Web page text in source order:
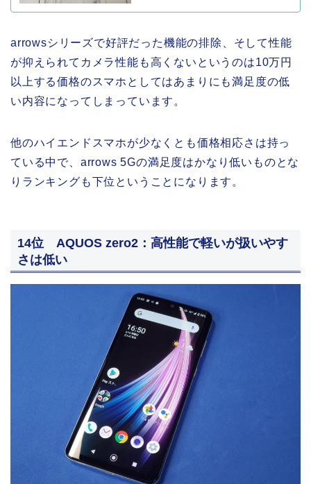
arrowsシリーズで好評だった機能の排除、そして性能
が抑えられてカメラ性能も高くないというのは10万円
以上する価格のスマホとしてはあまりにも満足度の低
い内容になってしまっています。
他のハイエンドスマホが少なくとも価格相応さは持っ
ている中で、arrows 5Gの満足度はかなり低いものとな
りランキングも下位ということになります。
14位 AQUOS zero2：高性能で軽いが扱いやす
さは低い